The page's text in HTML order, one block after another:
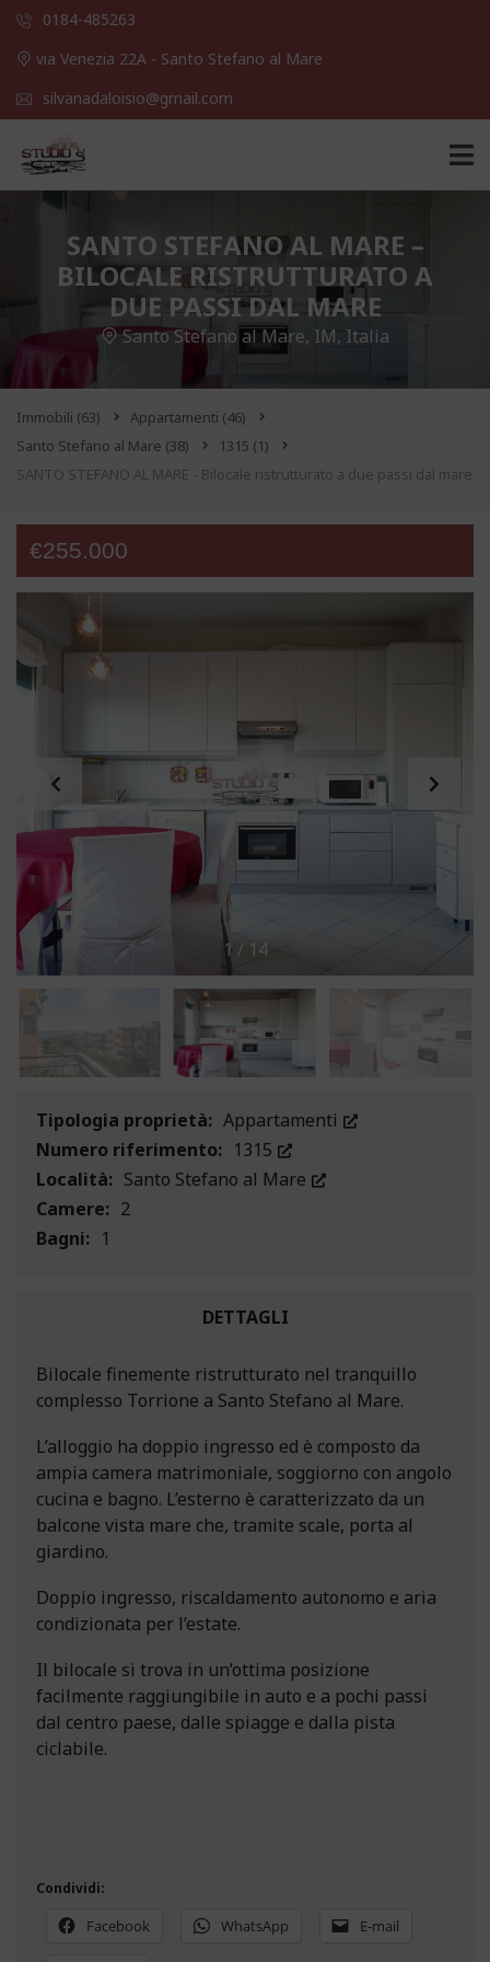
0184-485263
via Venezia 22A - Santo Stefano al Mare
silvanadaloisio@gmail.com
SANTO STEFANO AL MARE –
BILOCALE RISTRUTTURATO A
DUE PASSI DAL MARE
Santo Stefano al Mare, IM, Italia
Immobili (63) Appartamenti (46)
Santo Stefano al Mare (38) 1315 (1)
SANTO STEFANO AL MARE - Bilocale ristrutturato a due passi dal mare
€255.000
1 / 14
Tipologia proprietà: Appartamenti
Numero riferimento: 1315
Località: Santo Stefano al Mare
Camere: 2
Bagni: 1
DETTAGLI
Bilocale finemente ristrutturato nel tranquillo
complesso Torrione a Santo Stefano al Mare.
L’alloggio ha doppio ingresso ed è composto da
ampia camera matrimoniale, soggiorno con angolo
cucina e bagno. L’esterno è caratterizzato da un
balcone vista mare che, tramite scale, porta al
giardino.
Doppio ingresso, riscaldamento autonomo e aria
condizionata per l’estate.
Il bilocale si trova in un’ottima posizione
facilmente raggiungibile in auto e a pochi passi
dal centro paese, dalle spiagge e dalla pista
ciclabile.
Condividi:
Facebook WhatsApp E-mail